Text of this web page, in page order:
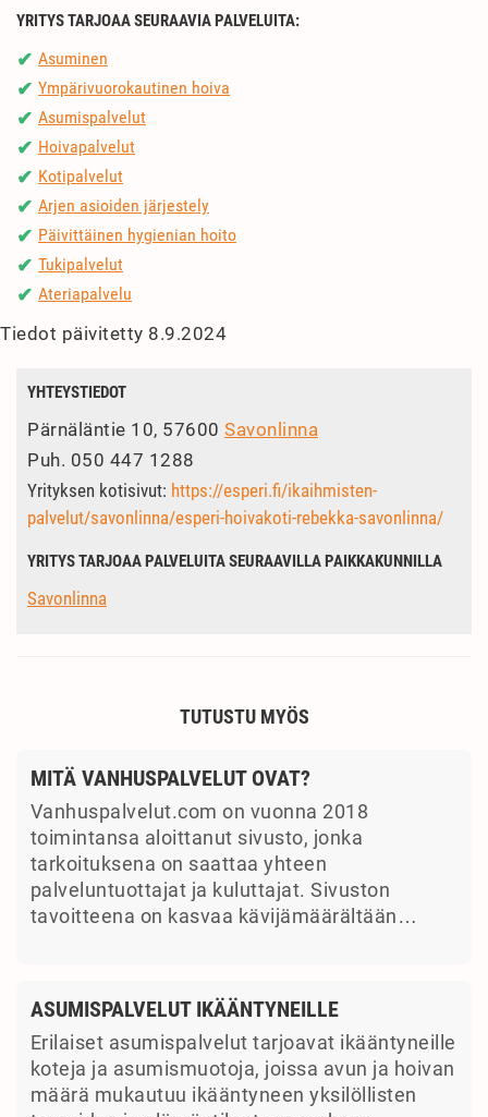
YRITYS TARJOAA SEURAAVIA PALVELUITA:
✔ Asuminen
✔ Ympärivuorokautinen hoiva
✔ Asumispalvelut
✔ Hoivapalvelut
✔ Kotipalvelut
✔ Arjen asioiden järjestely
✔ Päivittäinen hygienian hoito
✔ Tukipalvelut
✔ Ateriapalvelu
Tiedot päivitetty 8.9.2024
YHTEYSTIEDOT
Pärnäläntie 10, 57600 Savonlinna
Puh. 050 447 1288
Yrityksen kotisivut: https://esperi.fi/ikaihmisten-
palvelut/savonlinna/esperi-hoivakoti-rebekka-savonlinna/
YRITYS TARJOAA PALVELUITA SEURAAVILLA PAIKKAKUNNILLA
Savonlinna
TUTUSTU MYÖS
MITÄ VANHUSPALVELUT OVAT?
Vanhuspalvelut.com on vuonna 2018
toimintansa aloittanut sivusto, jonka
tarkoituksena on saattaa yhteen
palveluntuottajat ja kuluttajat. Sivuston
tavoitteena on kasvaa kävijämäärältään…
ASUMISPALVELUT IKÄÄNTYNEILLE
Erilaiset asumispalvelut tarjoavat ikääntyneille
koteja ja asumismuotoja, joissa avun ja hoivan
määrä mukautuu ikääntyneen yksilöllisten